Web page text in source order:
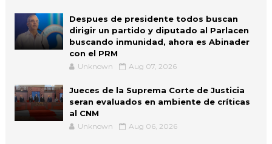
Despues de presidente todos buscan
dirigir un partido y diputado al Parlacen
buscando inmunidad, ahora es Abinader
con el PRM
Unknown Aug 07, 2026
Jueces de la Suprema Corte de Justicia
seran evaluados en ambiente de críticas
al CNM
Unknown Aug 06, 2026